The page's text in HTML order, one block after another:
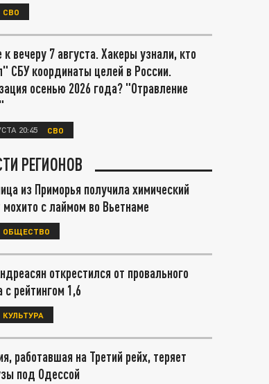
СВО
к вечеру 7 августа. Хакеры узнали, кто
СБУ координаты целей в России.
осенью 2026 года? "Отравление
20:45 СВО
РЕГИОНОВ
из Приморья получила химический
мохито с лаймом во Вьетнаме
ОБЩЕСТВО
открестился от провального
с рейтингом 1,6
КУЛЬТУРА
работавшая на Третий рейх, теряет
под Одессой